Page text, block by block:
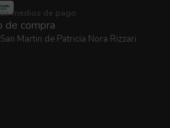
medios de pago
de compra
Martin de Patricia Nora Rizzari